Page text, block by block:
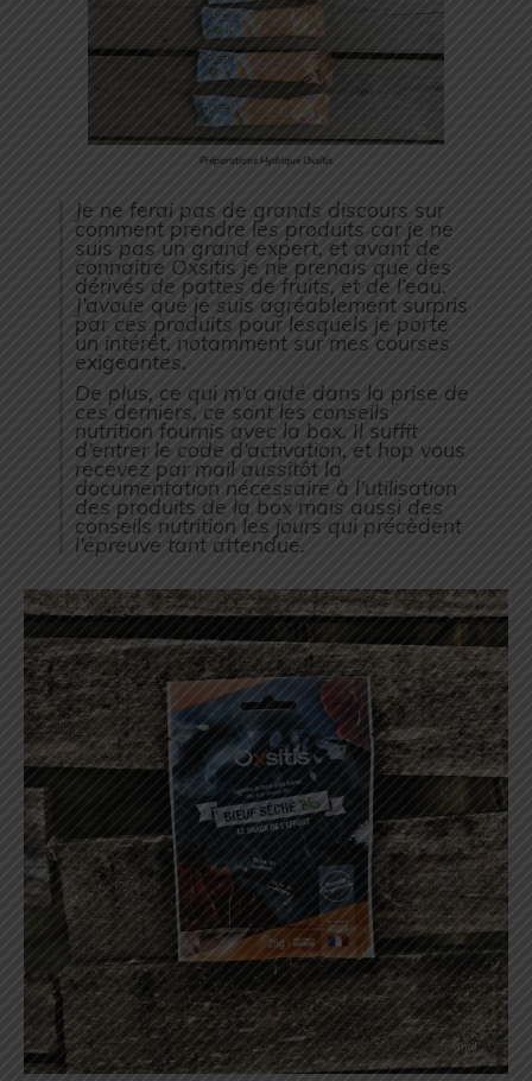
Préparations Hydrique Oxsitis
Je ne ferai pas de grands discours sur
comment prendre les produits car je ne
suis pas un grand expert, et avant de
connaitre Oxsitis je ne prenais que des
dérivés de pattes de fruits, et de l’eau.
J’avoue que je suis agréablement surpris
par ces produits pour lesquels je porte
un intérêt, notamment sur mes courses
exigeantes.
De plus, ce qui m’a aidé dans la prise de
ces derniers, ce sont les conseils
nutrition fournis avec la box. Il suffit
d’entrer le code d’activation, et hop vous
recevez par mail aussitôt la
documentation nécessaire à l’utilisation
des produits de la box mais aussi des
conseils nutrition les jours qui précèdent
l’épreuve tant attendue.